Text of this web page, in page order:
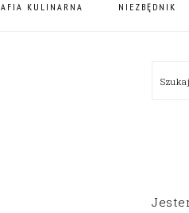
KULINARNA NIEZBĘDNIK